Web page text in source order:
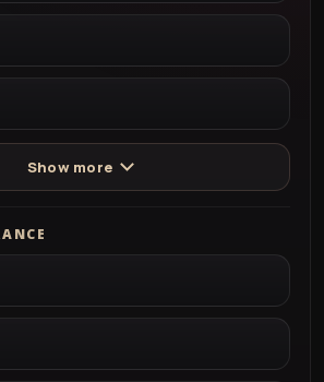
Show more